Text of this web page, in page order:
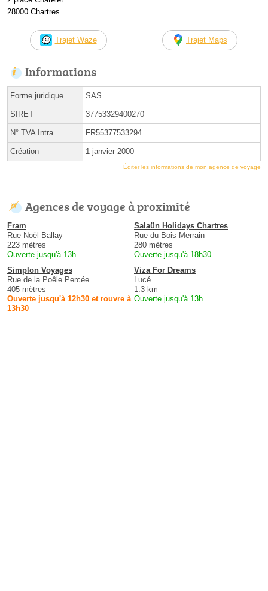
28000 Chartres
Trajet Waze Trajet Maps
Informations
Forme juridique SAS
SIRET 37753329400270
N° TVA Intra. FR55377533294
Création 1 janvier 2000
Éditer les informations de mon agence de voyage
Agences de voyage à proximité
Fram
Rue Noël Ballay
223 mètres
Ouverte jusqu'à 13h
Salaün Holidays Chartres
Rue du Bois Merrain
280 mètres
Ouverte jusqu'à 18h30
Simplon Voyages
Rue de la Poêle Percée
405 mètres
Ouverte jusqu'à 12h30 et rouvre à
13h30
Viza For Dreams
Lucé
1.3 km
Ouverte jusqu'à 13h